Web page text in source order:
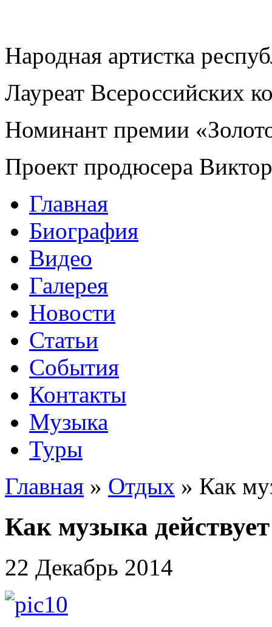
Народная артистка
Лауреат Всероссийских
Номинант премии
Проект продюсера
Главная
Биография
Видео
Галерея
Новости
Статьи
События
Контакты
Музыка
Туры
Главная » Отдых » Как
Как музыка
22 Декабрь 2014